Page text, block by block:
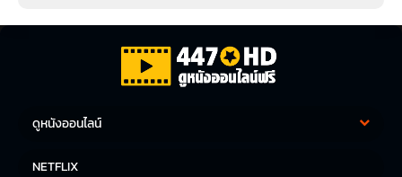
ดูหนังออนไลน์
NETFLIX